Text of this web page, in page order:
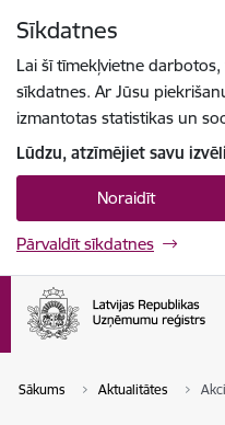
Sīkdatnes
Lai šī tīmekļvietne
sīkdatnes. Ar Jūsu
izmantotas statistikas un
Lūdzu, atzīmējiet savu
Noraidīt
Pārvaldīt sīkdatnes
Sākums Aktualitātes